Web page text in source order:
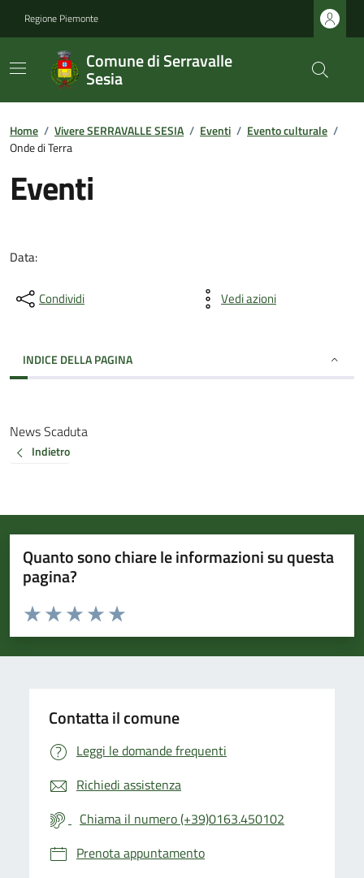
Regione Piemonte
Comune di Serravalle
Sesia
Home / Vivere SERRAVALLE SESIA / Eventi / Evento culturale /
Onde di Terra
Eventi
Data:
Condividi Vedi azioni
INDICE DELLA PAGINA
News Scaduta
Indietro
Quanto sono chiare le informazioni su questa
pagina?
Valuta da 1 a 5 stelle la pagina
Valuta 5 stelle su 5
Valuta 4 stelle su 5
Valuta 3 stelle su 5
Valuta 2 stelle su 5
Valuta 1 stelle su 5
Contatta il comune
Leggi le domande frequenti
Richiedi assistenza
Chiama il numero (+39)0163.450102
Prenota appuntamento